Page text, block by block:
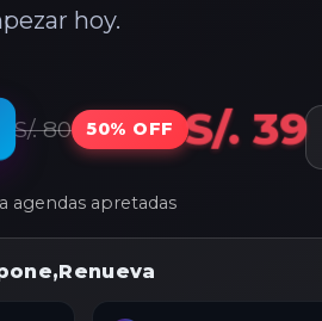
hoy.
S/. 80 50% OFF S/. 39
agendas apretadas
,Renueva